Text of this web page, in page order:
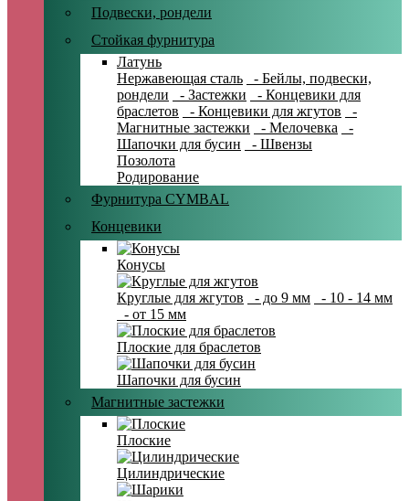
Подвески, рондели
Стойкая фурнитура
Латунь
Нержавеющая сталь
- Бейлы, подвески,
рондели
- Застежки
- Концевики для
браслетов
- Концевики для жгутов
-
Магнитные застежки
- Мелочевка
-
Шапочки для бусин
- Швензы
Позолота
Родирование
Фурнитура CYMBAL
Концевики
Конусы
Круглые для жгутов - до 9 мм
- 10 - 14 мм
- от 15 мм
Плоские для браслетов
Шапочки для бусин
Магнитные застежки
Плоские
Цилиндрические